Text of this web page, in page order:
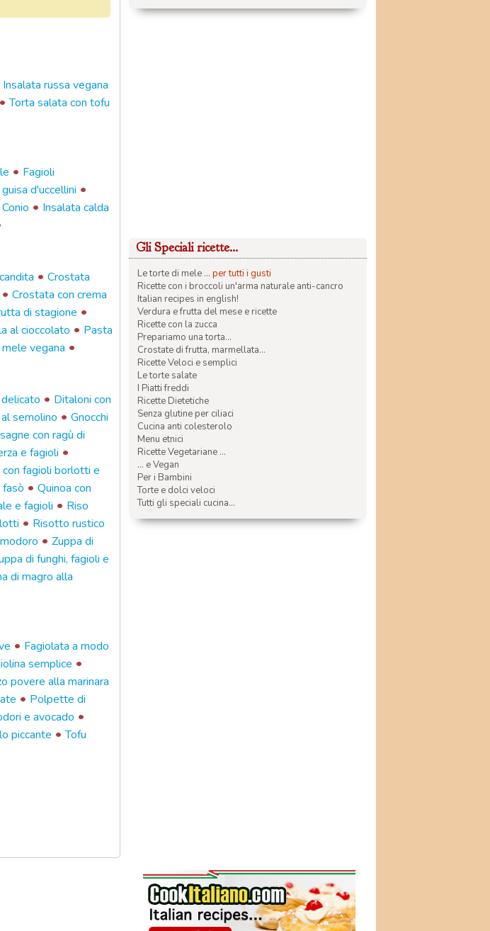
Insalata russa vegana
•Torta salata con tofu
• Fagioli
d'uccellini •
• Insalata calda
• Crostata
• Crostata con crema
di stagione •
al cioccolato • Pasta
vegana •
• Ditaloni con
semolino • Gnocchi
con ragù di
e fagioli •
con fagioli borlotti e
fasò • Quinoa con
e fagioli • Riso
• Risotto rustico
• Zuppa di
di funghi, fagioli e
di magro alla
• Fagiolata a modo
semplice •
povere alla marinara
• Polpette di
e avocado •
piccante •Tofu
Gli Speciali ricette...
Le torte di mele ... per tutti i gusti
Ricette con i broccoli un'arma naturale anti-cancro
Italian recipes in english!
Verdura e frutta del mese e ricette
Ricette con la zucca
Prepariamo una torta...
Crostate di frutta, marmellata...
Ricette Veloci e semplici
Le torte salate
I Piatti freddi
Ricette Dietetiche
Senza glutine per ciliaci
Cucina anti colesterolo
Menu etnici
Ricette Vegetariane ...
... e Vegan
Per i Bambini
Torte e dolci veloci
Tutti gli speciali cucina...